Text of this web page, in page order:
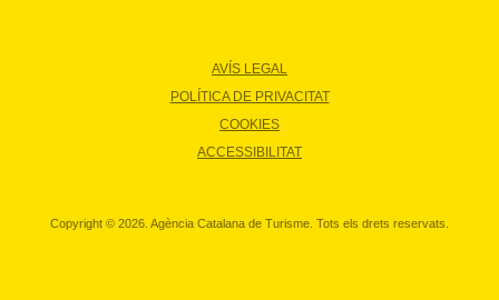
AVÍS LEGAL
POLÍTICA DE PRIVACITAT
COOKIES
ACCESSIBILITAT
Copyright © 2026. Agència Catalana de Turisme. Tots els drets reservats.